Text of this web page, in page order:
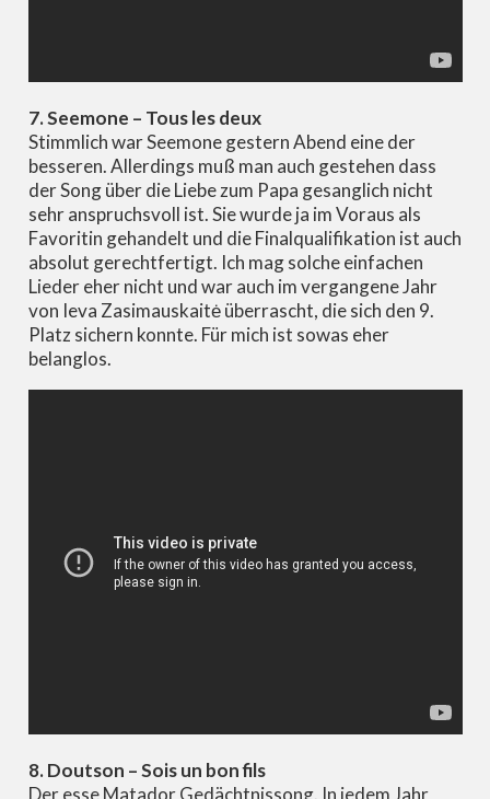
7. Seemone – Tous les deux
Stimmlich war Seemone gestern Abend eine der
besseren. Allerdings muß man auch gestehen dass
der Song über die Liebe zum Papa gesanglich nicht
sehr anspruchsvoll ist. Sie wurde ja im Voraus als
Favoritin gehandelt und die Finalqualifikation ist auch
absolut gerechtfertigt. Ich mag solche einfachen
Lieder eher nicht und war auch im vergangene Jahr
von Ieva Zasimauskaitė überrascht, die sich den 9.
Platz sichern konnte. Für mich ist sowas eher
belanglos.
8. Doutson – Sois un bon fils
Der esse Matador Gedächtnissong. In jedem Jahr